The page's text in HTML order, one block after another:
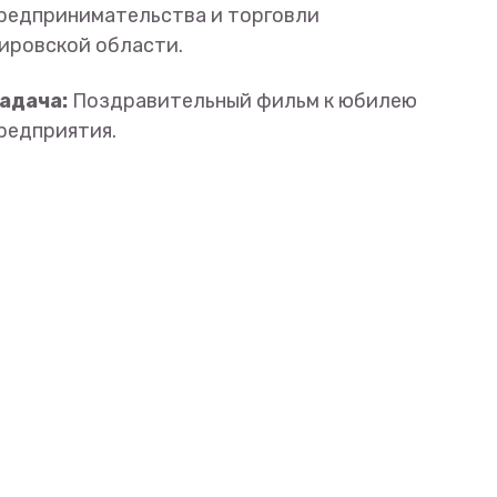
и торговли
области.
Поздравительный фильм к юбилею